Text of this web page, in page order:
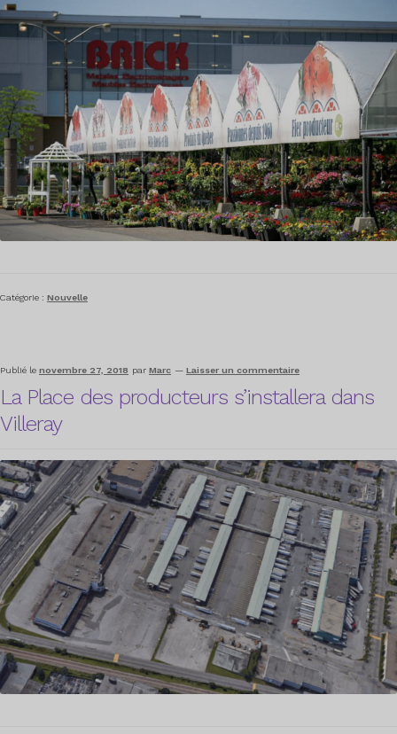
Catégorie : Nouvelle
Publié le novembre 27, 2018 par Marc — Laisser un commentaire
La Place des producteurs s’installera dans
Villeray